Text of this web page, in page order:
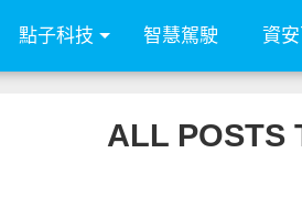
點子科技 智慧駕駛 資
ALL POSTS